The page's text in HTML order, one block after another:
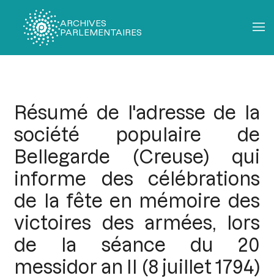
ARCHIVES
PARLEMENTAIRES
Résumé de l'adresse de la
société populaire de
Bellegarde (Creuse) qui
informe des célébrations
de la fête en mémoire des
victoires des armées, lors
de la séance du 20
messidor an II (8 juillet 1794)